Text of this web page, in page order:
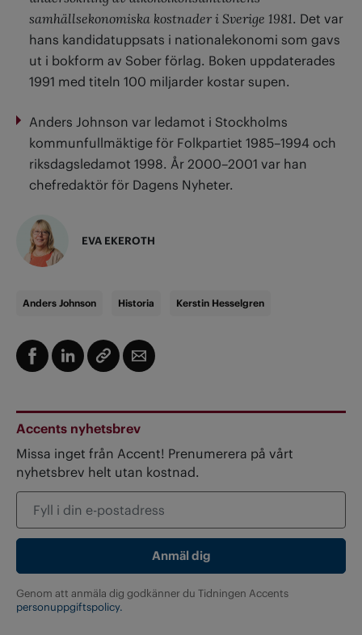
samhällsekonomiska kostnader i Sverige 1981. Det var
hans kandidatuppsats i nationalekonomi som gavs
ut i bokform av Sober förlag. Boken uppdaterades
1991 med titeln 100 miljarder kostar supen.
Anders Johnson var ledamot i Stockholms
kommunfullmäktige för Folkpartiet 1985–1994 och
riksdagsledamot 1998. År 2000–2001 var han
chefredaktör för Dagens Nyheter.
EVA EKEROTH
Anders Johnson Historia Kerstin Hesselgren
Accents nyhetsbrev
Missa inget från Accent! Prenumerera på vårt
nyhetsbrev helt utan kostnad.
Genom att anmäla dig godkänner du Tidningen Accents
personuppgiftspolicy.